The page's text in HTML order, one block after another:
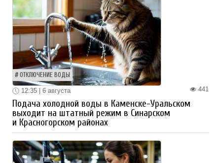
ОТКЛЮЧЕНИЕ ВОДЫ
441
12:35 | 6 августа
Подача холодной воды в Каменске-Уральском
выходит на штатный режим в Синарском
и Красногорском районах